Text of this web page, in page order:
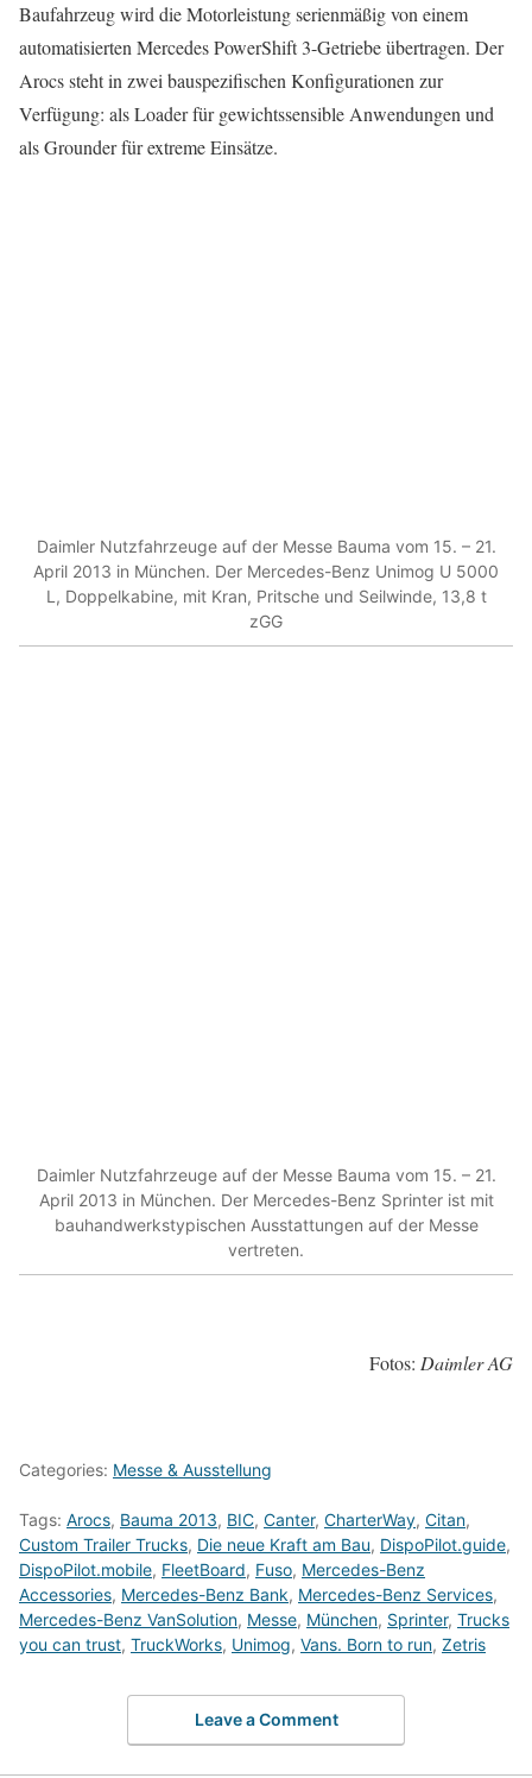
Baufahrzeug wird die Motorleistung serienmäßig von einem
automatisierten Mercedes PowerShift 3-Getriebe übertragen. Der
Arocs steht in zwei bauspezifischen Konfigurationen zur
Verfügung: als Loader für gewichts­sensible Anwendungen und
als Grounder für extreme Einsätze.
Daimler Nutzfahrzeuge auf der Messe Bauma vom 15. – 21.
April 2013 in München. Der Mercedes-Benz Unimog U 5000
L, Doppelkabine, mit Kran, Pritsche und Seilwinde, 13,8 t
zGG
Daimler Nutzfahrzeuge auf der Messe Bauma vom 15. – 21.
April 2013 in München. Der Mercedes-Benz Sprinter ist mit
bauhandwerkstypischen Ausstattungen auf der Messe
vertreten.
Fotos: Daimler AG
Categories: Messe & Ausstellung
Tags: Arocs, Bauma 2013, BIC, Canter, CharterWay, Citan,
Custom Trailer Trucks, Die neue Kraft am Bau, DispoPilot.guide,
DispoPilot.mobile, FleetBoard, Fuso, Mercedes-Benz
Accessories, Mercedes-Benz Bank, Mercedes-Benz Services,
Mercedes-Benz VanSolution, Messe, München, Sprinter, Trucks
you can trust, TruckWorks, Unimog, Vans. Born to run, Zetris
Leave a Comment